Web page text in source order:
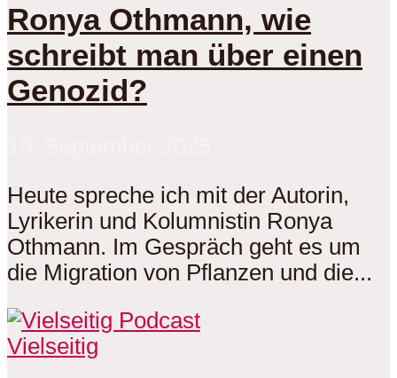
Ronya Othmann, wie
schreibt man über einen
Genozid?
Heute spreche ich mit der Autorin,
Lyrikerin und Kolumnistin Ronya
Othmann. Im Gespräch geht es um
die Migration von Pflanzen und die...
Vielseitig